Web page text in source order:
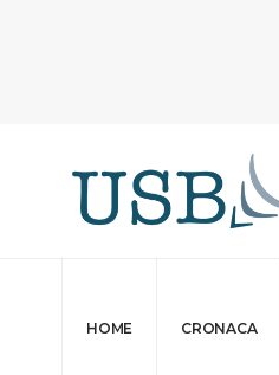
HOME CRONACA